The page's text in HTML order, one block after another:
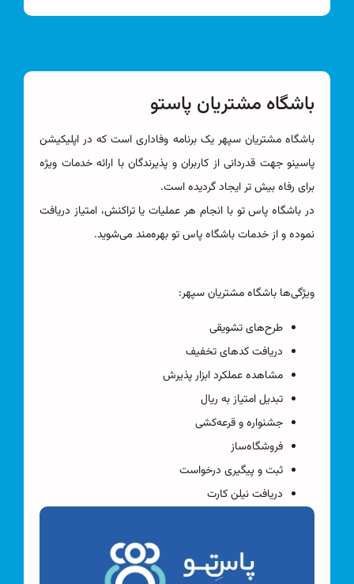
باشگاه مشتریان پاستو
باشگاه مشتریان سپهر یک برنامه وفاداری است که در اپلیکیشن
پاسینو جهت قدردانی از کاربران و پذیرندگان با ارائه خدمات ویژه
برای رفاه بیش تر ایجاد گردیده است.
در باشگاه پاس تو با انجام هر عملیات یا تراکنش، امتیاز دریافت
نموده و از خدمات باشگاه پاس تو بهره‌مند می‌شوید.
ویژگی‌ها باشگاه مشتریان سپهر:
طرح‌های تشویقی
دریافت کدهای تخفیف
مشاهده عملکرد ابزار پذیرش
تبدیل امتیاز به ریال
جشنواره و قرعه‌کشی
فروشگاه‌ساز
ثبت و پیگیری درخواست
دریافت نیلن کارت